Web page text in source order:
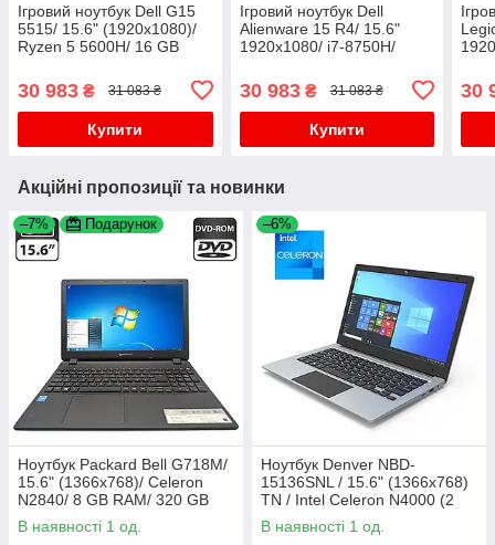
Ігровий ноутбук Dell G15
5515/ 15.6" (1920x1080)/
Ryzen 5 5600H/ 16 GB
GeForce RTX 3050 4GB
30 983 ₴ 31 083 ₴
Купити
Ігровий ноутбук Dell
Alienware 15 R4/ 15.6"
1920x1080/ i7-8750H/
GTX 1070 8GB
30 983₴ 31 083 ₴
Купити
30
Акційні пропозиції та новинки
–7% Подарунок
Ноутбук Packard Bell G718M/
15.6" (1366x768)/ Celeron
N2840/ 8 GB RAM/ 320 GB
HDD/ HD
В наявності 1 од.
–6%
Ноутбук Denver NBD-
15136SNL / 15.6" (1366x768)
TN / Intel Celeron N4000 (2
ядра по 1.1 - 2.6 GHz) / 4 GB
DDR4 / 128 GB SSD M.2 /
В наявності 1 од.